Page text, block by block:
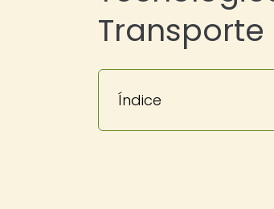
Transporte
Índice